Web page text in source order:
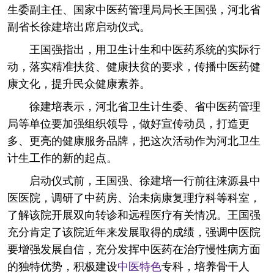
生委副主任、国家中医药管理局局长王国强，河北省
副省长徐建培出席启动仪式。
王国强指出，用卫生计生和中医药系统的实际行
动，落实精准扶贫、健康扶贫的要求，传播中医药健
康文化，提升民众健康素养。
徐建培表示，河北省卫生计生委、省中医药管理
局等单位要加强组织领导，做好宣传动员，打造更
多、更亮的健康服务品牌，把这次活动作为河北卫生
计生工作的新的起点。
启动仪式前，王国强、徐建培一行前往涞源县中
医医院，调研了中药房、治未病康复理疗科等科室，
了解该院开展双向转诊和远程医疗有关情况。王国强
充分肯定了该院近年来发展取得的成绩，强调中医院
要增强发展自信，充分发挥中医药在治疗慢性病方面
的独特优势，积极建设中医特色专科，培养骨干人